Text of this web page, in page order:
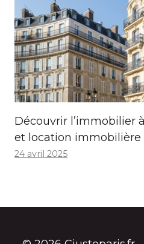
Découvrir l’immobilier
et location immobilière
24 avril 2025